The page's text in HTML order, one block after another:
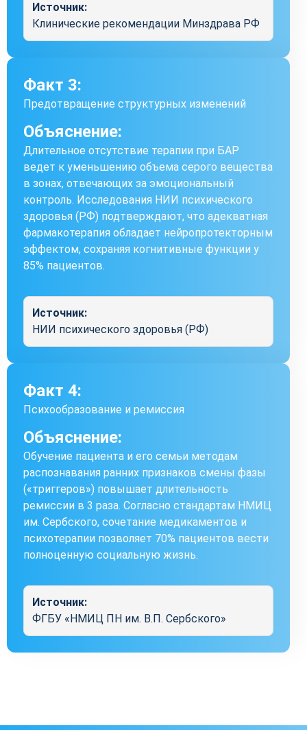
Источник:
Клинические рекомендации Минздрава РФ
Факт 3:
Предотвращение структурных изменений
Объяснение:
Длительное отсутствие терапии при БАР
ведет к уменьшению объема серого вещества
в зонах, отвечающих за эмоциональный
контроль. Исследования НИИ психического
здоровья (РФ) подтверждают, что адекватная
фармакотерапия обладает нейропротекторным
эффектом, сохраняя когнитивные функции у
85% пациентов.
Источник:
НИИ психического здоровья (РФ)
Факт 4:
Психообразование и ремиссия
Объяснение:
Обучение пациента и его семьи методам
распознавания ранних признаков смены фазы
(«триггеров») повышает длительность
ремиссии в 3 раза. Согласно стандартам НМИЦ
им. Сербского, сочетание медикаментов и
психотерапии позволяет 70% пациентов вести
полноценную социальную жизнь.
Источник:
ФГБУ «НМИЦ ПН им. В.П. Сербского»